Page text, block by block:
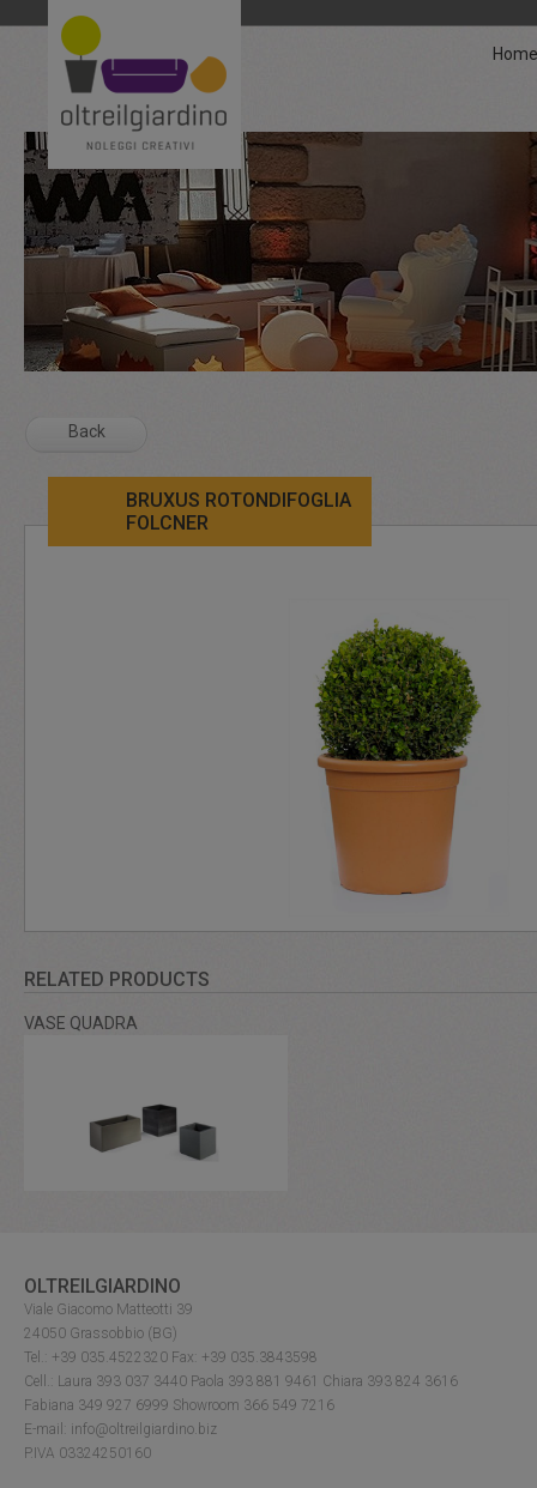
Home
Back
BRUXUS ROTONDIFOGLIA
FOLCNER
RELATED PRODUCTS
VASE QUADRA
OLTREILGIARDINO
Viale Giacomo Matteotti 39
24050 Grassobbio (BG)
Tel.: +39 035.4522320 Fax: +39 035.3843598
Cell.: Laura 393 037 3440 Paola 393 881 9461 Chiara 393 824 3616
Fabiana 349 927 6999 Showroom 366 549 7216
E-mail: info@oltreilgiardino.biz
P.IVA 03324250160